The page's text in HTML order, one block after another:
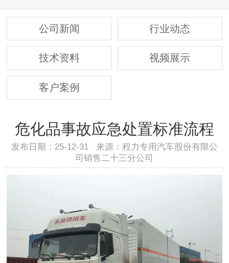
公司新闻 行业动态
技术资料 视频展示
客户案例
危化品事故应急处置标准流程
发布日期：25-12-31 来源：程力专用汽车股份有限公
司销售二十三分公司